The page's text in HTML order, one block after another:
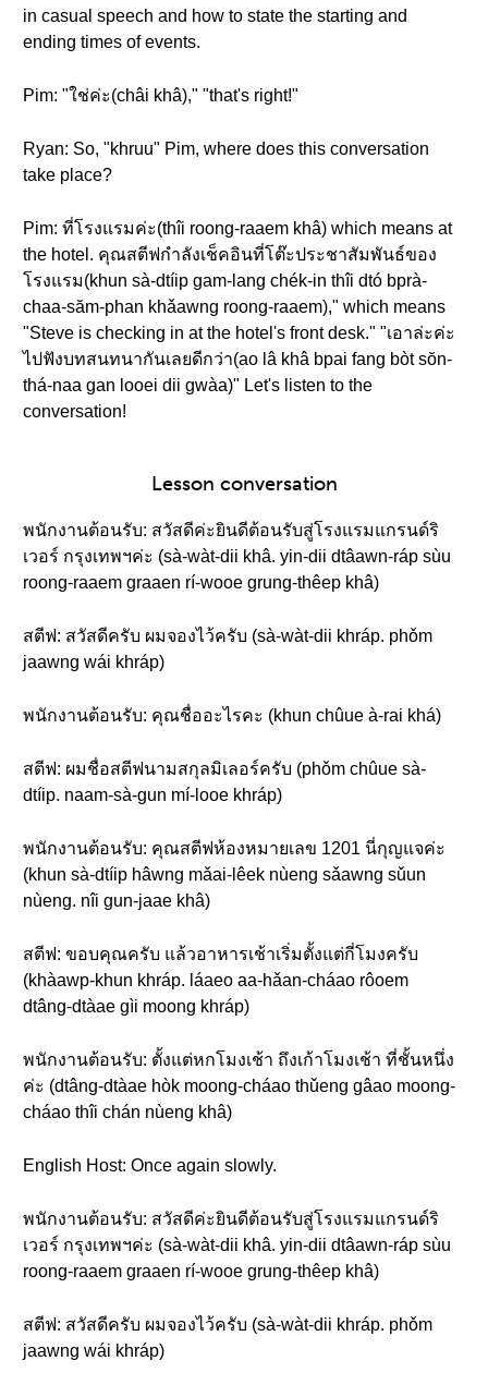
in casual speech and how to state the starting and
ending times of events.
Pim: "ใช่ค่ะ(châi khâ)," "that's right!"
Ryan: So, "khruu" Pim, where does this conversation
take place?
Pim: ที่โรงแรมค่ะ(thîi roong-raaem khâ) which means at
the hotel. คุณสตีฟกำลังเช็คอินที่โต๊ะประชาสัมพันธ์ของ
โรงแรม(khun sà-dtíip gam-lang chék-in thîi dtó bprà-
chaa-săm-phan khǎawng roong-raaem)," which means
"Steve is checking in at the hotel's front desk." "เอาล่ะค่ะ
ไปฟังบทสนทนากันเลยดีกว่า(ao lâ khâ bpai fang bòt sŏn-
thá-naa gan looei dii gwàa)" Let's listen to the
conversation!
Lesson conversation
พนักงานต้อนรับ: สวัสดีค่ะยินดีต้อนรับสู่โรงแรมแกรนด์ริ
เวอร์ กรุงเทพฯค่ะ (sà-wàt-dii khâ. yin-dii dtâawn-ráp sùu
roong-raaem graaen rí-wooe grung-thêep khâ)
สตีฟ: สวัสดีครับ ผมจองไว้ครับ (sà-wàt-dii khráp. phǒm
jaawng wái khráp)
พนักงานต้อนรับ: คุณชื่ออะไรคะ (khun chûue à-rai khá)
สตีฟ: ผมชื่อสตีฟนามสกุลมิเลอร์ครับ (phǒm chûue sà-
dtíip. naam-sà-gun mí-looe khráp)
พนักงานต้อนรับ: คุณสตีฟห้องหมายเลข 1201 นี่กุญแจค่ะ
(khun sà-dtíip hâwng mǎai-lêek nùeng sǎawng sǔun
nùeng. nîi gun-jaae khâ)
สตีฟ: ขอบคุณครับ แล้วอาหารเช้าเริ่มตั้งแต่กี่โมงครับ
(khàawp-khun khráp. láaeo aa-hǎan-cháao rôoem
dtâng-dtàae gìi moong khráp)
พนักงานต้อนรับ: ตั้งแต่หกโมงเช้า ถึงเก้าโมงเช้า ที่ชั้นหนึ่ง
ค่ะ (dtâng-dtàae hòk moong-cháao thǔeng gâao moong-
cháao thîi chán nùeng khâ)
English Host: Once again slowly.
พนักงานต้อนรับ: สวัสดีค่ะยินดีต้อนรับสู่โรงแรมแกรนด์ริ
เวอร์ กรุงเทพฯค่ะ (sà-wàt-dii khâ. yin-dii dtâawn-ráp sùu
roong-raaem graaen rí-wooe grung-thêep khâ)
สตีฟ: สวัสดีครับ ผมจองไว้ครับ (sà-wàt-dii khráp. phǒm
jaawng wái khráp)